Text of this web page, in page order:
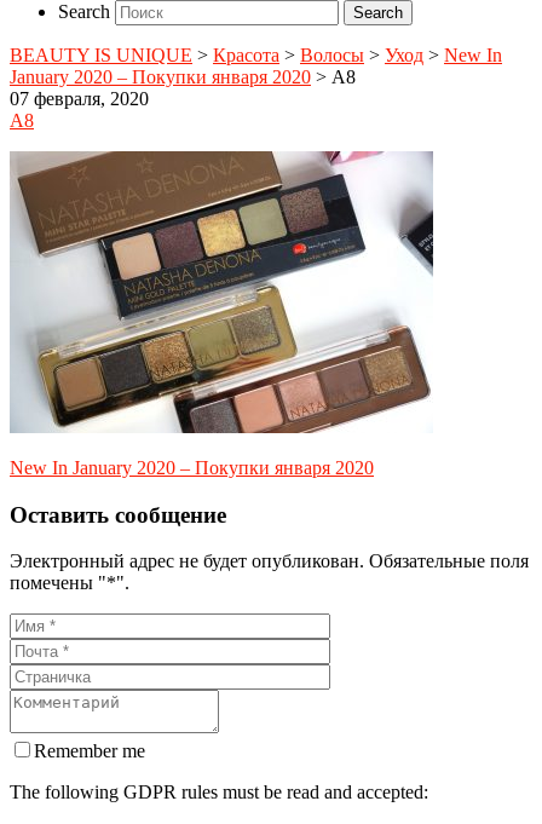
Search
BEAUTY IS UNIQUE > Красота > Волосы > Уход > New In
January 2020 – Покупки января 2020 > A8
07 февраля, 2020
A8
New In January 2020 – Покупки января 2020
Оставить сообщение
Электронный адрес не будет опубликован. Обязательные поля
помечены "*".
Remember me
The following GDPR rules must be read and accepted: